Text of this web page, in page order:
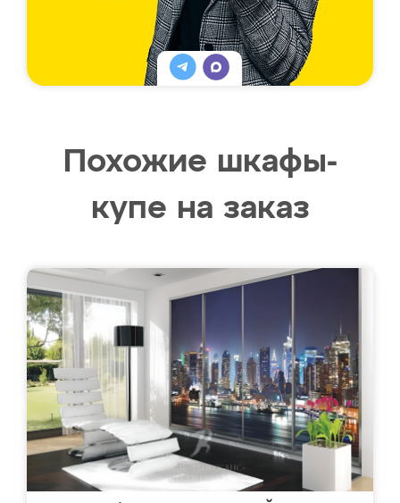
Похожие шкафы-
купе на заказ